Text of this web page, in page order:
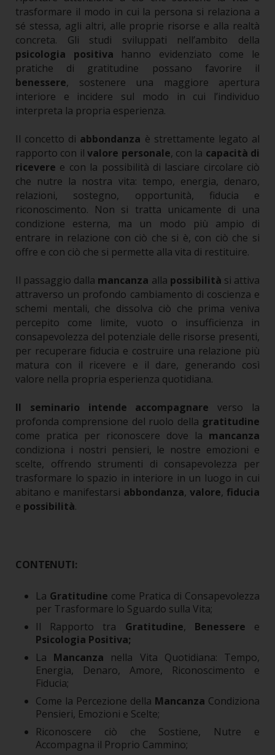
trasformare il modo in cui la persona si relaziona a
sé stessa, agli altri, alle proprie risorse e alla realtà
concreta. Gli studi sviluppati nell’ambito della
psicologia positiva hanno evidenziato come le
pratiche di gratitudine possano favorire il
benessere, sostenere una maggiore apertura
interiore e incidere sul modo in cui l’individuo
interpreta la propria esperienza.
Il concetto di abbondanza è strettamente legato al
rapporto con ilvalore personale, con la capacità di
ricevere e con la possibilità di lasciare circolare ciò
che nutre la nostra vita: tempo, energia, denaro,
relazioni, sostegno, opportunità, fiducia e
riconoscimento. Non si tratta unicamente di una
condizione esterna, ma un modo più ampio di
entrare in relazione con ciò che si è, con ciò che si
offre e con ciò che si permette alla vita di restituire.
Il passaggio dalla mancanza alla possibilità si attiva
attraverso un profondo cambiamento di coscienza e
schemi mentali, che dissolva ciò che prima veniva
percepito come limite, vuoto o insufficienza in
consapevolezza del potenziale delle risorse presenti,
per recuperare fiducia e costruire una relazione più
matura con il ricevere e il dare, generando così
valore nella propria esperienza quotidiana.
Il seminario intende accompagnareverso la
profonda comprensione del ruolo della gratitudine
come pratica per riconoscere dove la mancanza
condiziona i nostri pensieri, le nostre emozioni e
scelte, offrendo strumenti di consapevolezza per
trasformare lo spazio in interiore in un luogo in cui
abitano e manifestarsi abbondanza, valore, fiducia
e possibilità.
CONTENUTI:
La Gratitudine come Pratica di Consapevolezza
per Trasformare lo Sguardo sulla Vita;
Il Rapporto tra Gratitudine, Benessere e
Psicologia Positiva;
La Mancanza nella Vita Quotidiana: Tempo,
Energia, Denaro, Amore, Riconoscimento e
Fiducia;
Come la Percezione della Mancanza Condiziona
Pensieri, Emozioni e Scelte;
Riconoscere ciò che Sostiene, Nutre e
Accompagna il Proprio Cammino;